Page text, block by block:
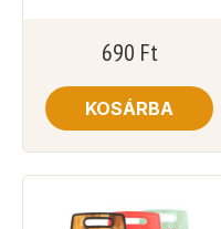
690 Ft
KOSÁRBA